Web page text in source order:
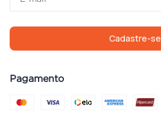
Cadastre-se
Pagamento